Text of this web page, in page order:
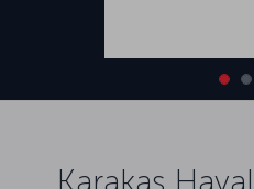
Karakas